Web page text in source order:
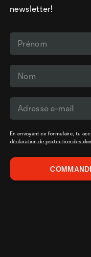
newsletter!
En envoyant ce formulaire, tu
déclaration de protection des